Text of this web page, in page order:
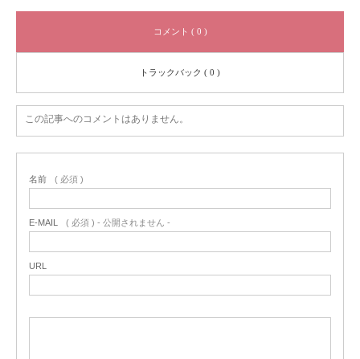
コメント ( 0 )
トラックバック ( 0 )
この記事へのコメントはありません。
名前 ( 必須 )
E-MAIL ( 必須 ) - 公開されません -
URL